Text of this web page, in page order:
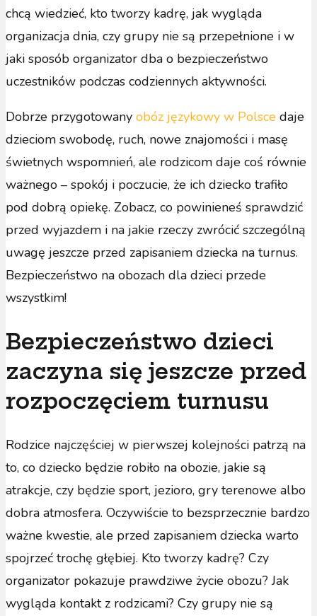
chcą wiedzieć, kto tworzy kadrę, jak wygląda
organizacja dnia, czy grupy nie są przepełnione i w
jaki sposób organizator dba o bezpieczeństwo
uczestników podczas codziennych aktywności.
Dobrze przygotowany obóz językowy w Polsce daje
dzieciom swobodę, ruch, nowe znajomości i masę
świetnych wspomnień, ale rodzicom daje coś równie
ważnego – spokój i poczucie, że ich dziecko trafiło
pod dobrą opiekę. Zobacz, co powinieneś sprawdzić
przed wyjazdem i na jakie rzeczy zwrócić szczególną
uwagę jeszcze przed zapisaniem dziecka na turnus.
Bezpieczeństwo na obozach dla dzieci przede
wszystkim!
Bezpieczeństwo dzieci
zaczyna się jeszcze przed
rozpoczęciem turnusu
Rodzice najczęściej w pierwszej kolejności patrzą na
to, co dziecko będzie robiło na obozie, jakie są
atrakcje, czy będzie sport, jezioro, gry terenowe albo
dobra atmosfera. Oczywiście to bezsprzecznie bardzo
ważne kwestie, ale przed zapisaniem dziecka warto
spojrzeć trochę głębiej. Kto tworzy kadrę? Czy
organizator pokazuje prawdziwe życie obozu? Jak
wygląda kontakt z rodzicami? Czy grupy nie są